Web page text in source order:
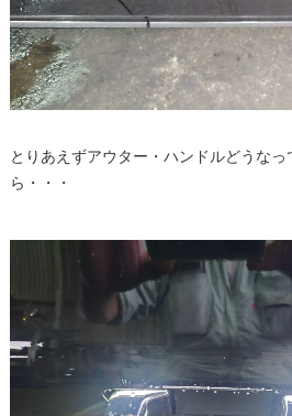
とりあえずアウター・ハンドルどうなっ
ら・・・